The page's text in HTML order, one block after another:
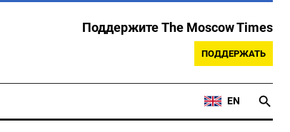
Поддержите The Moscow Times
ПОДДЕРЖАТЬ
EN